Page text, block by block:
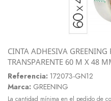
CINTA ADHESIVA
TRANSPARENTE 60 M X 48
Referencia: 172073-GN12
Marca: GREENING
La cantidad mínima en el pedido de